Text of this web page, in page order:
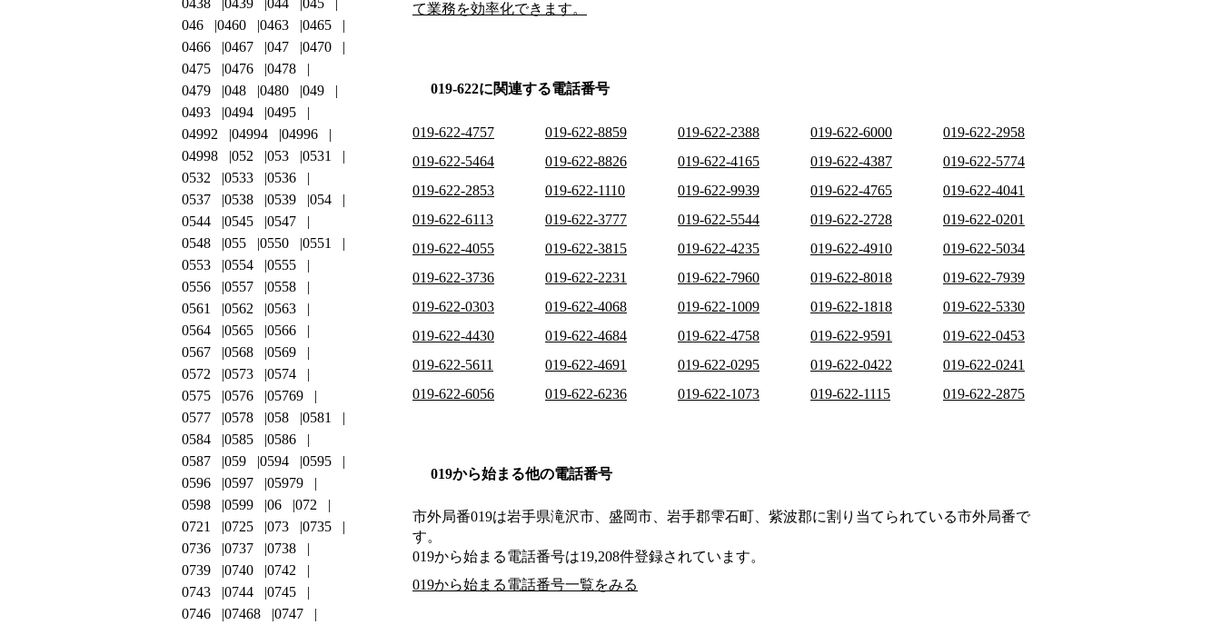
て業務を効率化できます。
019-622に関連する電話番号
019-622-4757 019-622-8859 019-622-2388 019-622-6000
019-622-2958
019-622-5464
019-622-8826 019-622-4165 019-622-4387
019-622-5774
019-622-2853
019-622-1110 019-622-9939 019-622-4765
019-622-4041
019-622-6113
019-622-3777 019-622-5544 019-622-2728
019-622-0201
019-622-4055
019-622-3815 019-622-4235 019-622-4910
019-622-5034
019-622-3736
019-622-2231 019-622-7960 019-622-8018
019-622-7939
019-622-0303
019-622-4068 019-622-1009 019-622-1818
019-622-5330
019-622-4430
019-622-4684 019-622-4758 019-622-9591
019-622-0453
019-622-5611
019-622-4691 019-622-0295 019-622-0422
019-622-0241
019-622-6056
019-622-6236 019-622-1073 019-622-1115 019-622-2875
019から始まる他の電話番号
市外局番019は岩手県滝沢市、盛岡市、岩手郡雫石町、紫波郡に割り当てられている市外局番で
す。
019から始まる電話番号は19,208件登録されています。
019から始まる電話番号一覧をみる
0438
0439 044
045
046
0460 0463
0465
0466
0467 047
0470
0475
0476
0478
0479
048 0480
049
0493
0494
0495
04992
04994
04996
04998
052 053
0531
0532
0533
0536
0537
0538 0539
054
0544
0545
0547
0548
055 0550
0551
0553
0554
0555
0556
0557
0558
0561
0562
0563
0564
0565
0566
0567
0568
0569
0572
0573
0574
0575
0576
05769
0577
0578 058
0581
0584
0585
0586
0587
059 0594
0595
0596
0597
05979
0598
0599 06
072
0721
0725 073
0735
0736
0737
0738
0739
0740
0742
0743
0744
0745
0746
07468
0747